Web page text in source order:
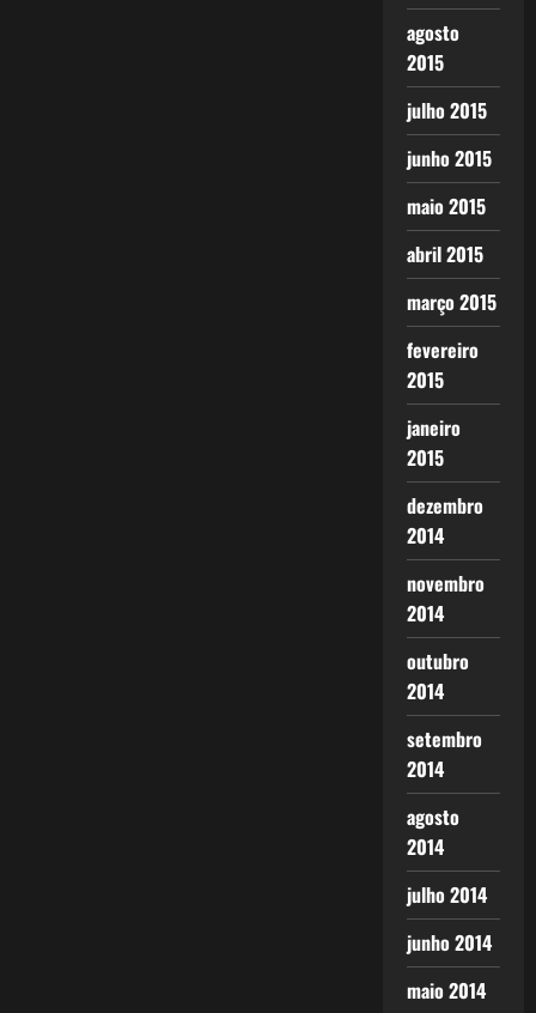
agosto
2015
julho 2015
junho 2015
maio 2015
abril 2015
março 2015
fevereiro
2015
janeiro
2015
dezembro
2014
novembro
2014
outubro
2014
setembro
2014
agosto
2014
julho 2014
junho 2014
maio 2014